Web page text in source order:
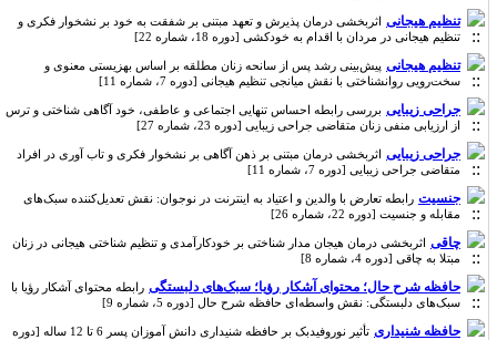
تنظیم هیجانی اثربخشی درمان پذیرش و تعهد مبتنی بر شفقت به خود بر نشخوار فکری و
تنظیم هیجانی در مردان با اقدام به خودکشی [دوره 18، شماره 22]
تنظیم هیجانی پیش‌بینی رشد پس از سانحه زنان مطلقه بر اساس بهزیستی معنوی و
سخت‌رویی روانشناختی با نقش میانجی تنظیم هیجانی [دوره 7، شماره 11]
جراحی زیبایی بررسی رابطه احساس تنهایی اجتماعی و عاطفی، خود آگاهی شناختی و ترس
از ارزیابی منفی زنان متقاضی جراحی زیبایی [دوره 23، شماره 27]
جراحی زیبایی اثربخشی درمان مبتنی بر ذهن آگاهی بر نشخوار فکری و تاب آوری در افراد
متقاضی جراحی زیبایی [دوره 7، شماره 11]
جنسیت رابطه تعارض با والدین و اعتیاد به اینترنت در نوجوان: نقش تعدیل‌کننده سبک‌های
مقابله و جنسیت [دوره 22، شماره 26]
چاقی اثربخشی درمان هیجان مدار شناختی بر خودکارآمدی و تنظیم شناختی هیجانی در زنان
مبتلا به چاقی [دوره 4، شماره 8]
حافظه شرح حال؛ محتوای آشکار رؤیا؛ سبک‌های دلبستگی رابطه محتوای آشکار رؤیا با
سبک‌های دلبستگی: نقش واسطه‌ای حافظه شرح حال [دوره 5، شماره 9]
حافظه شنیداری تأثیر نوروفیدبک بر حافظه شنیداری دانش آموزان پسر 6 تا 12 ساله [دوره